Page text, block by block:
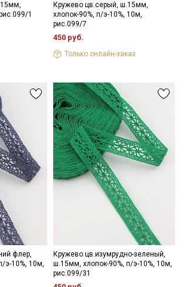
1
Кружево цв.серый, ш.15мм,
хлопок-90%, п/э-10%, 10м,
рис.099/7
450 руб.
Только онлайн-заказ
флер,
э-10%, 10м,
Кружево цв.изумрудно-зеленый,
ш.15мм, хлопок-90%, п/э-10%, 10м,
рис.099/31